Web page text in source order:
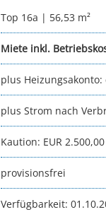
Top 16a | 56,53 m²
Miete inkl.
plus Heizungsakonto:
plus Strom nach
Kaution: EUR 2.500,00
provisionsfrei
Verfügbarkeit: